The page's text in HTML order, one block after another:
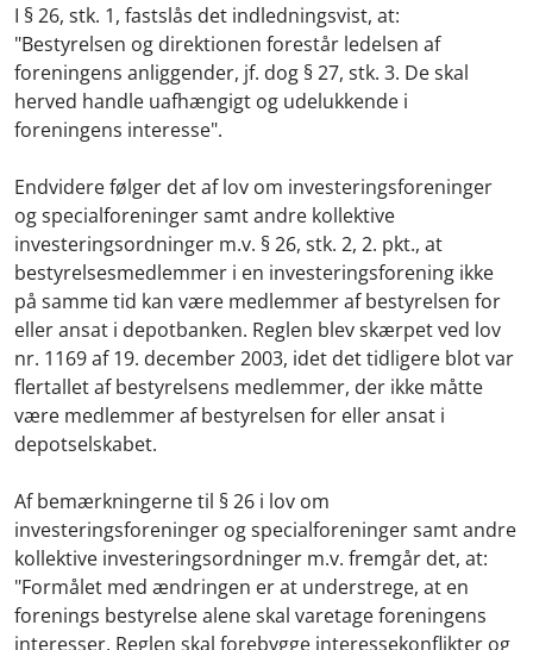
I § 26, stk. 1, fastslås det indledningsvist, at:
"Bestyrelsen og direktionen forestår ledelsen af
foreningens anliggender, jf. dog § 27, stk. 3. De skal
herved handle uafhængigt og udelukkende i
foreningens interesse".
Endvidere følger det af lov om investeringsforeninger
og specialforeninger samt andre kollektive
investeringsordninger m.v. § 26, stk. 2, 2. pkt., at
bestyrelsesmedlemmer i en investeringsforening ikke
på samme tid kan være medlemmer af bestyrelsen for
eller ansat i depotbanken. Reglen blev skærpet ved lov
nr. 1169 af 19. december 2003, idet det tidligere blot var
flertallet af bestyrelsens medlemmer, der ikke måtte
være medlemmer af bestyrelsen for eller ansat i
depotselskabet.
Af bemærkningerne til § 26 i lov om
investeringsforeninger og specialforeninger samt andre
kollektive investeringsordninger m.v. fremgår det, at:
"Formålet med ændringen er at understrege, at en
forenings bestyrelse alene skal varetage foreningens
interesser. Reglen skal forebygge interessekonflikter og